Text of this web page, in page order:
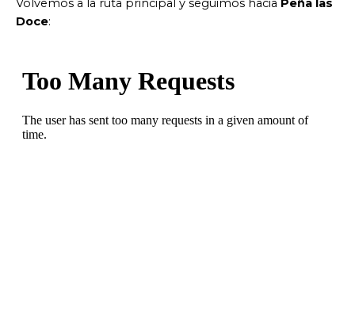
Volvemos a la ruta principal y seguimos hacia Peña las
Doce: